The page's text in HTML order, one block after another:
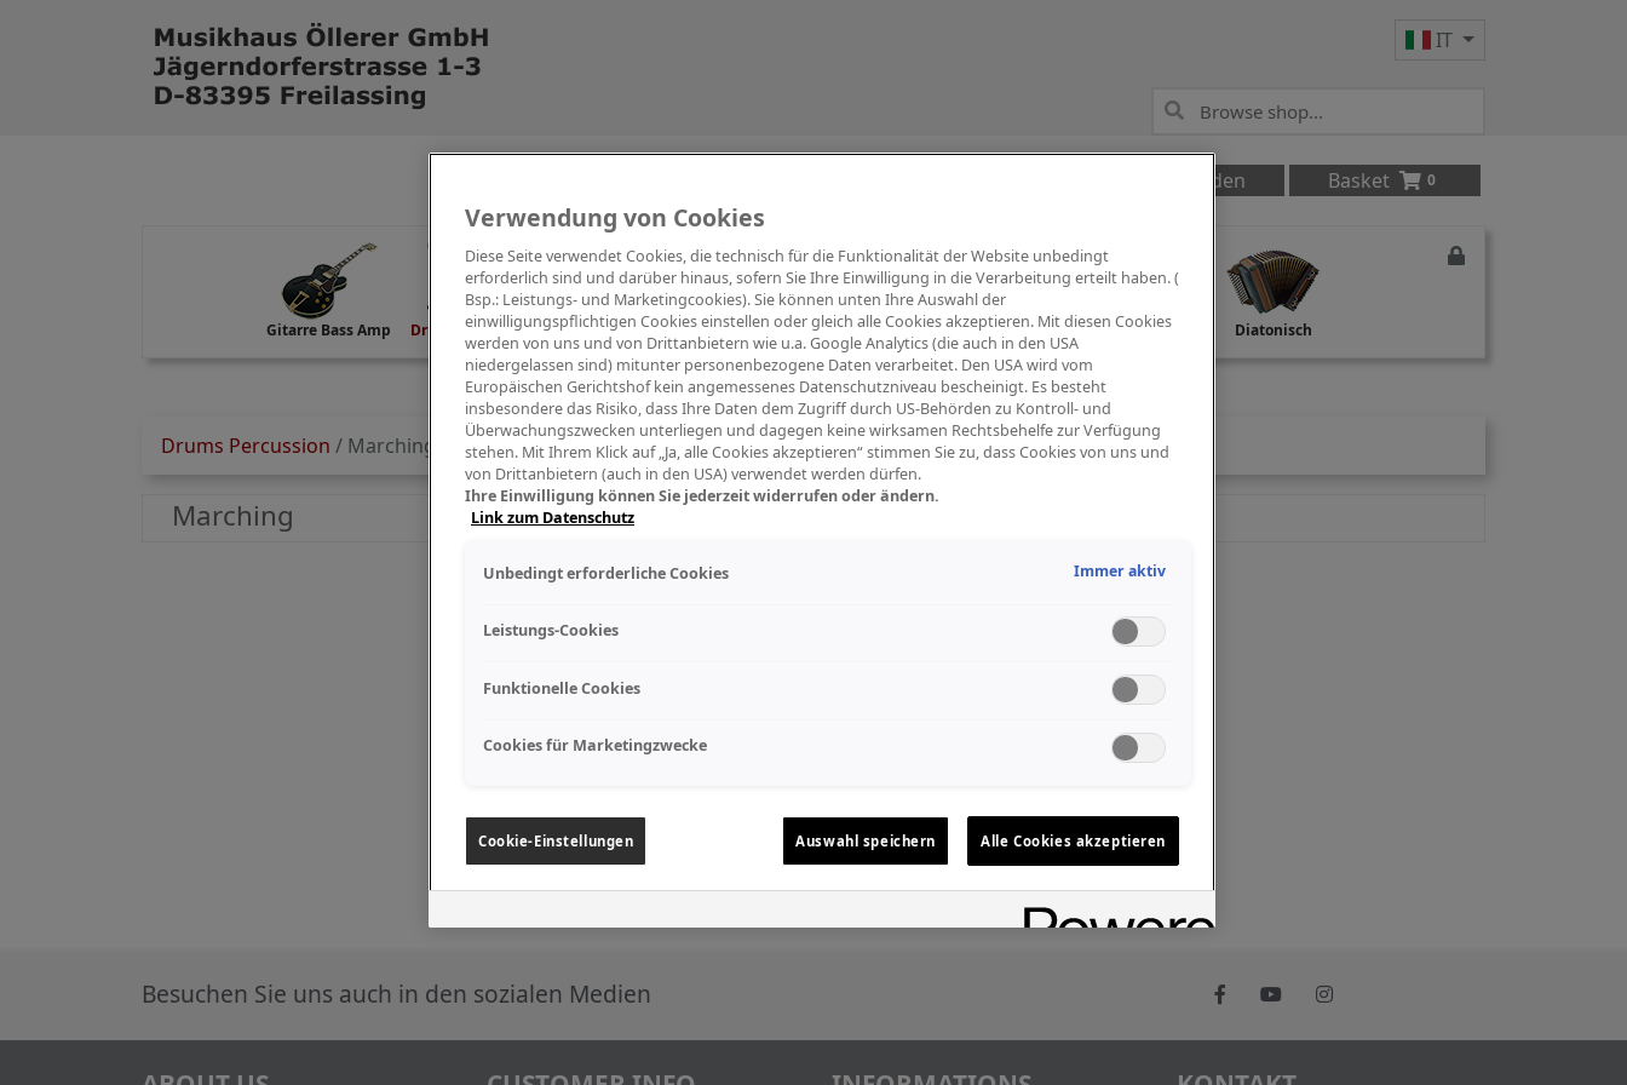
IT
Anmelden Basket 0
Gitarre Bass Amp Drums Percussion Digitalpiano Keys Blasinstrumente Orchester PA Mikrofon Studio Recording Diatonisch
Drums Percussion / Marching
Marching
Besuchen Sie uns auch in den sozialen Medien
Verwendung von Cookies
Diese Seite verwendet Cookies, die technisch für die Funktionalität der Website unbedingt
erforderlich sind und darüber hinaus, sofern Sie Ihre Einwilligung in die Verarbeitung erteilt haben. (
Bsp.: Leistungs- und Marketingcookies). Sie können unten Ihre Auswahl der
einwilligungspflichtigen Cookies einstellen oder gleich alle Cookies akzeptieren. Mit diesen Cookies
werden von uns und von Drittanbietern wie u.a. Google Analytics (die auch in den USA
niedergelassen sind) mitunter personenbezogene Daten verarbeitet. Den USA wird vom
Europäischen Gerichtshof kein angemessenes Datenschutzniveau bescheinigt. Es besteht
insbesondere das Risiko, dass Ihre Daten dem Zugriff durch US-Behörden zu Kontroll- und
Überwachungszwecken unterliegen und dagegen keine wirksamen Rechtsbehelfe zur Verfügung
stehen. Mit Ihrem Klick auf „Ja, alle Cookies akzeptieren“ stimmen Sie zu, dass Cookies von uns und
von Drittanbietern (auch in den USA) verwendet werden dürfen.
Ihre Einwilligung können Sie jederzeit widerrufen oder ändern.
Link zum Datenschutz
Unbedingt erforderliche Cookies Immer aktiv
Leistungs-Cookies
Funktionelle Cookies
Cookies für Marketingzwecke
Cookie-Einstellungen Auswahl speichern Alle Cookies akzeptieren